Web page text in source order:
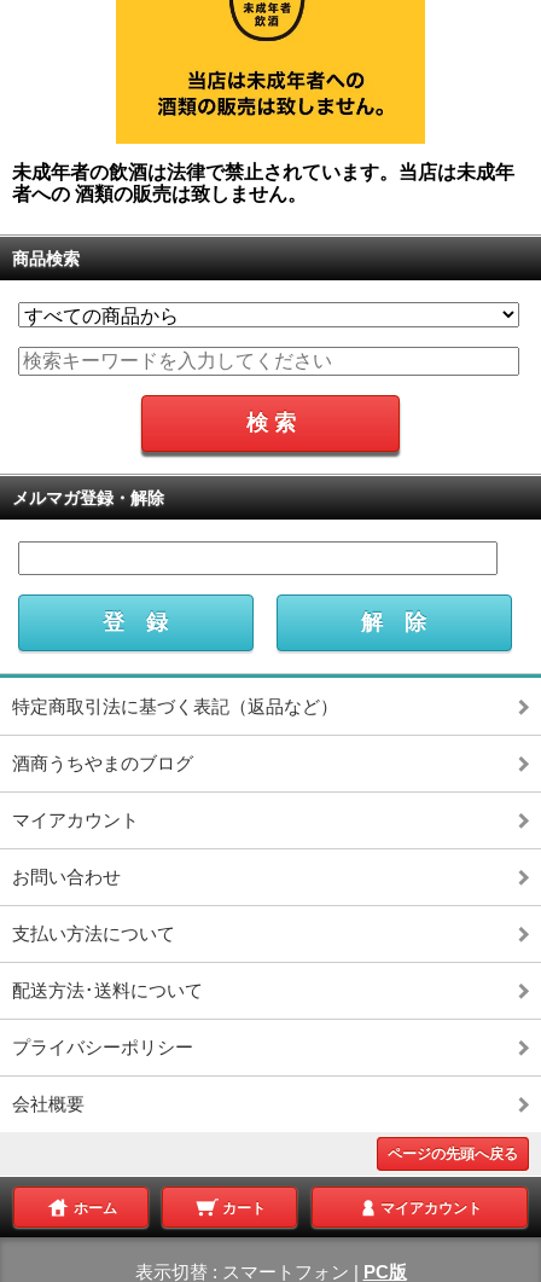
未成年者の飲酒は法律で禁止されています。当店は未成年
者への 酒類の販売は致しません。
商品検索
メルマガ登録・解除
特定商取引法に基づく表記（返品など）
酒商うちやまのブログ
マイアカウント
お問い合わせ
支払い方法について
配送方法･送料について
プライバシーポリシー
会社概要
ページの先頭へ戻る
ホーム カート マイアカウント
表示切替 : スマートフォン | PC版